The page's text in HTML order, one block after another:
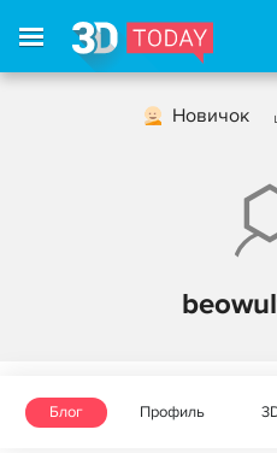
Новичок
Блог Профиль